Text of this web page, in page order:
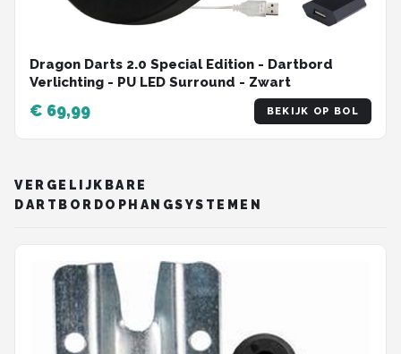
Dragon Darts 2.0 Special Edition - Dartbord
Verlichting - PU LED Surround - Zwart
€ 69,99 BEKIJK OP BOL
VERGELIJKBARE
DARTBORDOPHANGSYSTEMEN